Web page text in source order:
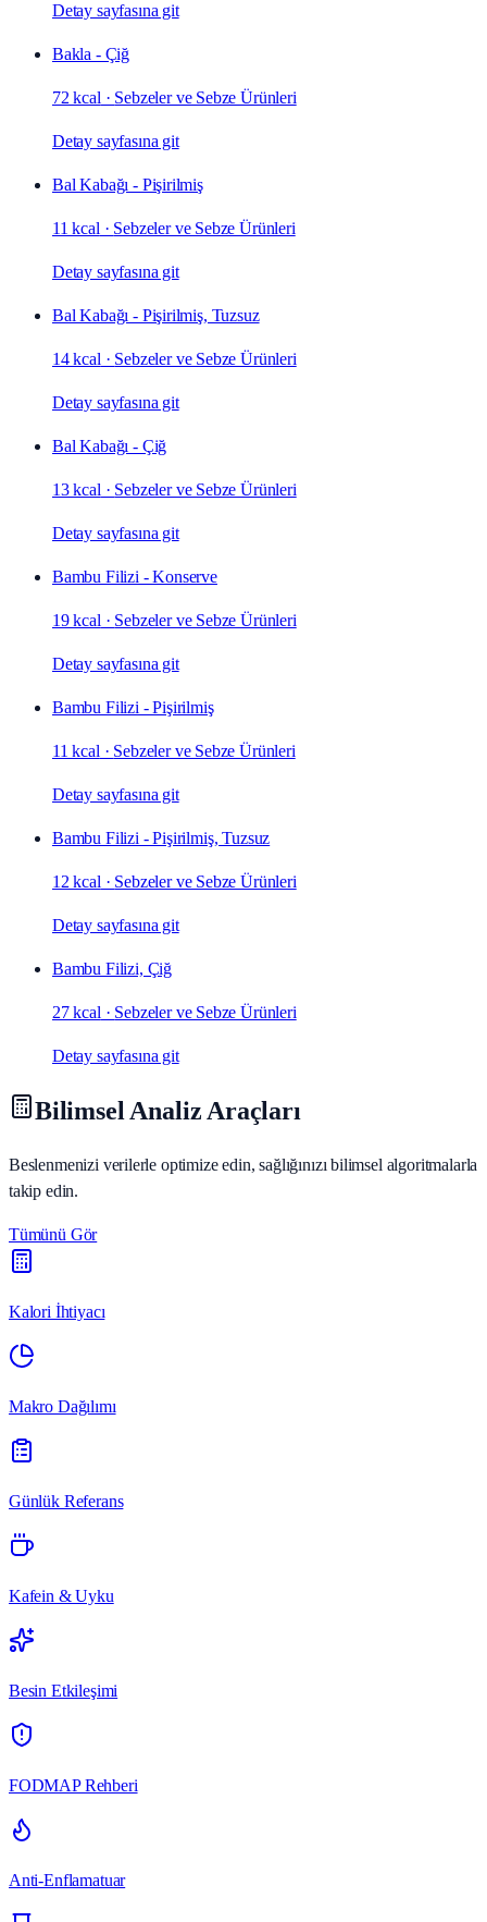
Detay sayfasına git
Bakla - Çiğ
72 kcal · Sebzeler ve Sebze Ürünleri
Detay sayfasına git
Bal Kabağı - Pişirilmiş
11 kcal · Sebzeler ve Sebze Ürünleri
Detay sayfasına git
Bal Kabağı - Pişirilmiş, Tuzsuz
14 kcal · Sebzeler ve Sebze Ürünleri
Detay sayfasına git
Bal Kabağı - Çiğ
13 kcal · Sebzeler ve Sebze Ürünleri
Detay sayfasına git
Bambu Filizi - Konserve
19 kcal · Sebzeler ve Sebze Ürünleri
Detay sayfasına git
Bambu Filizi - Pişirilmiş
11 kcal · Sebzeler ve Sebze Ürünleri
Detay sayfasına git
Bambu Filizi - Pişirilmiş, Tuzsuz
12 kcal · Sebzeler ve Sebze Ürünleri
Detay sayfasına git
Bambu Filizi, Çiğ
27 kcal · Sebzeler ve Sebze Ürünleri
Detay sayfasına git
Bilimsel Analiz Araçları
Beslenmenizi verilerle optimize edin, sağlığınızı bilimsel algoritmalarla
takip edin.
Tümünü Gör
Kalori İhtiyacı
Makro Dağılımı
Günlük Referans
Kafein & Uyku
Besin Etkileşimi
FODMAP Rehberi
Anti-Enflamatuar